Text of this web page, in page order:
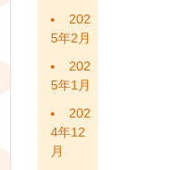
202
5年2月
202
5年1月
202
4年12
月